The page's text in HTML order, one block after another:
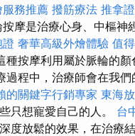
務推薦 撥筋療法 推拿
摩是治療心身、中樞神
奢華高級外燴體驗 值
種按摩利用屬於脈輪的
過程中，治療師會在我們
的關鍵字行銷專家 東海
只想寵愛自己的人。 台
度放鬆的效果，在治療